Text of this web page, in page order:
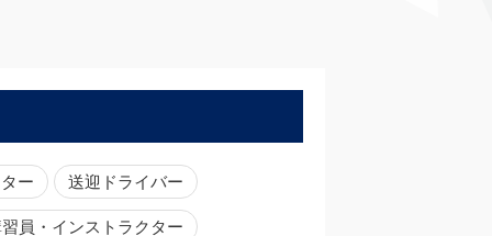
ー 送迎ドライバー
員・インストラクター